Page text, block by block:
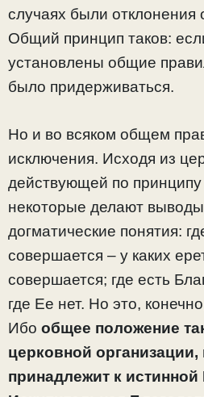
случаях были отклонения
Общий принцип таков:
установлены общие
было придерживаться.
Но и во всяком общем
исключения. Исходя из
действующей по
некоторые делают
догматические понятия:
совершается – у каких
совершается; где есть
где Ее нет. Но это,
Ибо общее положение
церковной организации,
принадлежит к истинной